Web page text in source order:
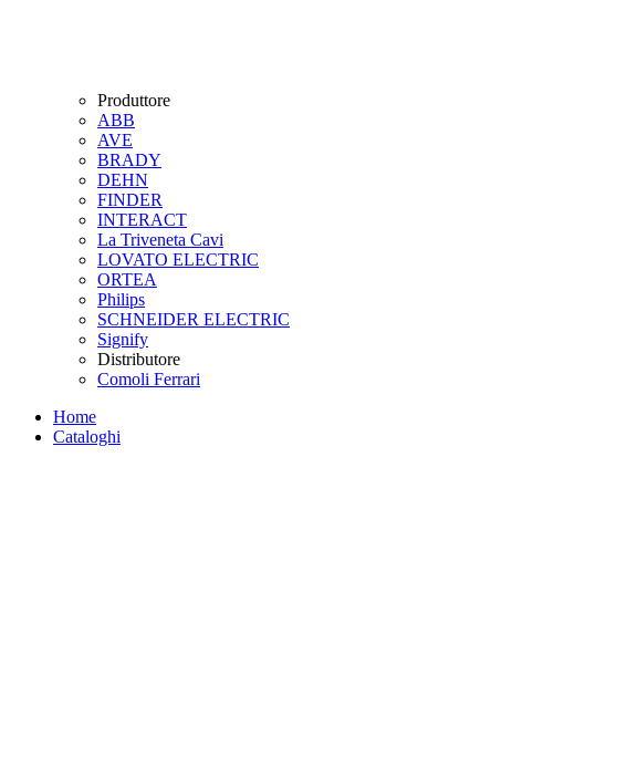
Produttore
ABB
AVE
BRADY
DEHN
FINDER
INTERACT
La Triveneta Cavi
LOVATO ELECTRIC
ORTEA
Philips
SCHNEIDER ELECTRIC
Signify
Distributore
Comoli Ferrari
Home
Cataloghi